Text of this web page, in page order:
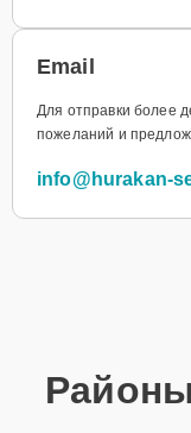
Email
Для отправки более
пожеланий и
info@hurakan-